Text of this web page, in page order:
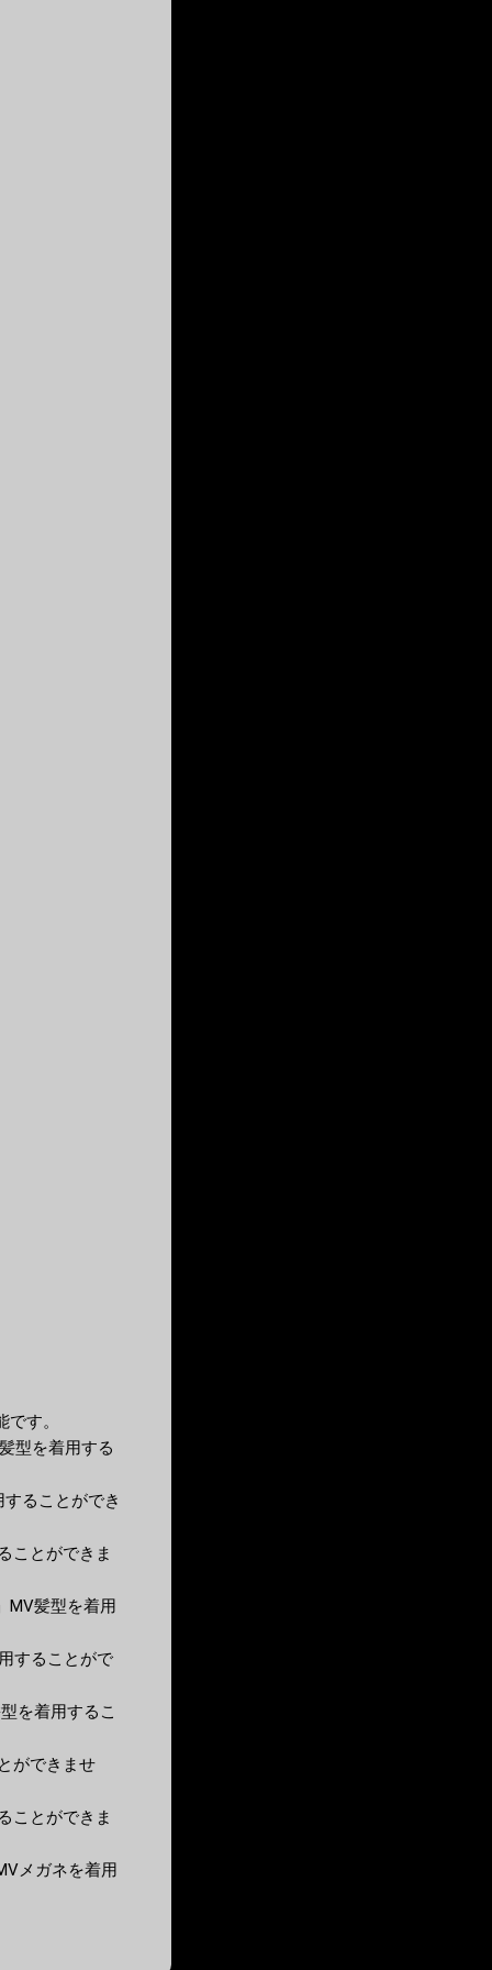
す。
型を着用する
ることができ
ことができま
MV髪型を着用
することがで
を着用するこ
ができませ
ことができま
メガネを着用